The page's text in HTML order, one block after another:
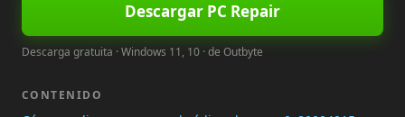
Descargar PC Repair
Descarga gratuita · Windows 11, 10 · de Outbyte
CONTENIDO